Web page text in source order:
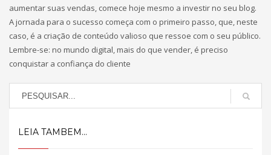
aumentar suas vendas, comece hoje mesmo a investir no seu blog.
A jornada para o sucesso começa com o primeiro passo, que, neste
caso, é a criação de conteúdo valioso que ressoe com o seu público.
Lembre-se: no mundo digital, mais do que vender, é preciso
conquistar a confiança do cliente
LEIA TAMBEM...